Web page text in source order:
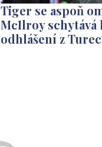
Tiger se aspoň
McIlroy schytává
odhlášení z